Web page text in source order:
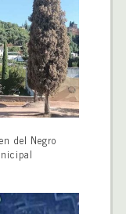
del Negro